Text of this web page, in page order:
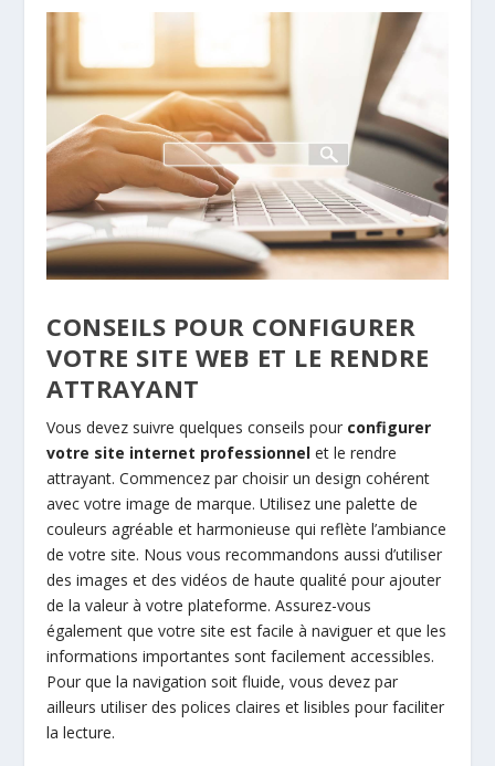
CONSEILS POUR CONFIGURER
VOTRE SITE WEB ET LE RENDRE
ATTRAYANT
Vous devez suivre quelques conseils pour configurer
votre site internet professionnel et le rendre
attrayant. Commencez par choisir un design cohérent
avec votre image de marque. Utilisez une palette de
couleurs agréable et harmonieuse qui reflète l’ambiance
de votre site. Nous vous recommandons aussi d’utiliser
des images et des vidéos de haute qualité pour ajouter
de la valeur à votre plateforme. Assurez-vous
également que votre site est facile à naviguer et que les
informations importantes sont facilement accessibles.
Pour que la navigation soit fluide, vous devez par
ailleurs utiliser des polices claires et lisibles pour faciliter
la lecture.